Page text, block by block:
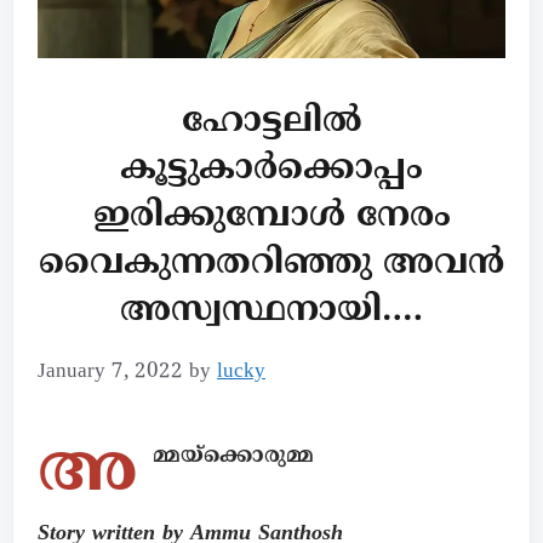
ഹോട്ടലിൽ
കൂട്ടുകാർക്കൊപ്പം
ഇരിക്കുമ്പോൾ നേരം
വൈകുന്നതറിഞ്ഞു അവൻ
അസ്വസ്ഥനായി….
January 7, 2022 by lucky
അ മ്മയ്ക്കൊരുമ്മ
Story written by Ammu Santhosh